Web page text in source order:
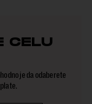
CELU
je da odaberete